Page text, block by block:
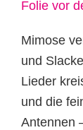
Mimose
und
Lieder
und die
Antennen